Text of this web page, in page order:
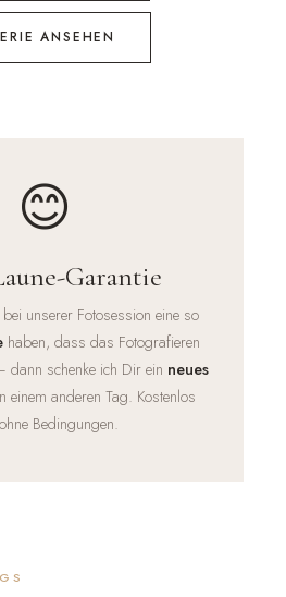
ANSEHEN
😊
Garantie
unserer Fotosession eine so
haben, dass das Fotografieren
dann schenke ich Dir ein neues
einem anderen Tag. Kostenlos
Bedingungen.